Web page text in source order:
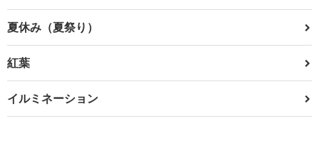
夏休み（夏祭り）
紅葉
イルミネーション